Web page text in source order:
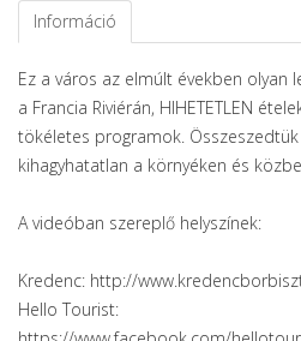
Információ
Ez a város az elmúlt években olyan
a Francia Riviérán, HIHETETLEN
tökéletes programok.
kihagyhatatlan a környéken és
A videóban szereplő helyszínek:
Kredenc: http://
Hello Tourist: